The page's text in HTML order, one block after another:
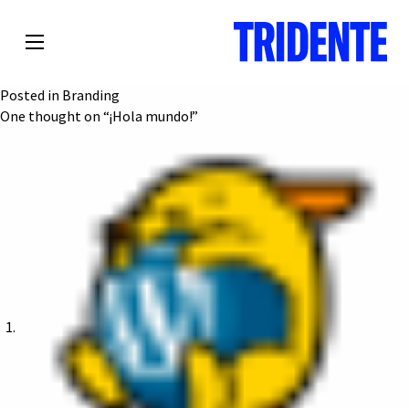
Posted on
Bienvenido a WordPress. Esta es tu primera entrada. Edítala o
Posted in Branding
One thought on “¡Hola mundo!”